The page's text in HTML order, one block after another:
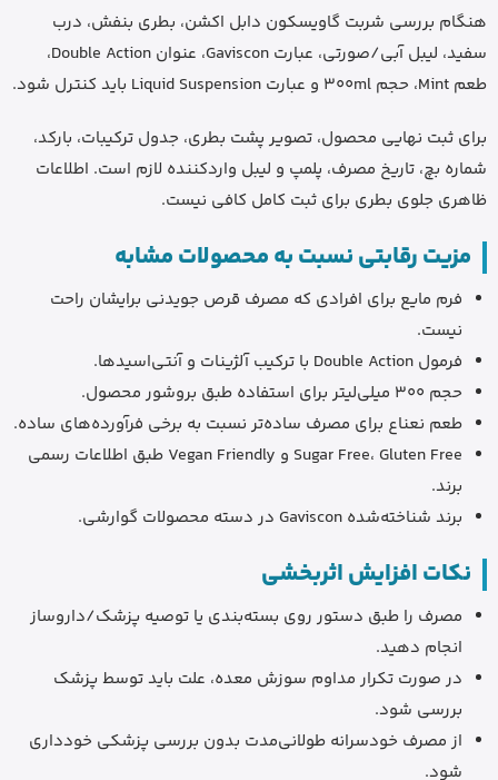
هنگام بررسی شربت گاویسکون دابل اکشن، بطری بنفش، درب
سفید، لیبل آبی/صورتی، عبارت Gaviscon، عنوان Double Action،
طعم Mint، حجم 300ml و عبارت Liquid Suspension باید کنترل شود.
برای ثبت نهایی محصول، تصویر پشت بطری، جدول ترکیبات، بارکد،
شماره بچ، تاریخ مصرف، پلمپ و لیبل واردکننده لازم است. اطلاعات
ظاهری جلوی بطری برای ثبت کامل کافی نیست.
مزیت رقابتی نسبت به محصولات مشابه
فرم مایع برای افرادی که مصرف قرص جویدنی برایشان راحت
نیست.
فرمول Double Action با ترکیب آلژینات و آنتی‌اسیدها.
حجم 300 میلی‌لیتر برای استفاده طبق بروشور محصول.
طعم نعناع برای مصرف ساده‌تر نسبت به برخی فرآورده‌های ساده.
Sugar Free، Gluten Free و Vegan Friendly طبق اطلاعات رسمی
برند.
برند شناخته‌شده Gaviscon در دسته محصولات گوارشی.
نکات افزایش اثربخشی
مصرف را طبق دستور روی بسته‌بندی یا توصیه پزشک/داروساز
انجام دهید.
در صورت تکرار مداوم سوزش معده، علت باید توسط پزشک
بررسی شود.
از مصرف خودسرانه طولانی‌مدت بدون بررسی پزشکی خودداری
شود.